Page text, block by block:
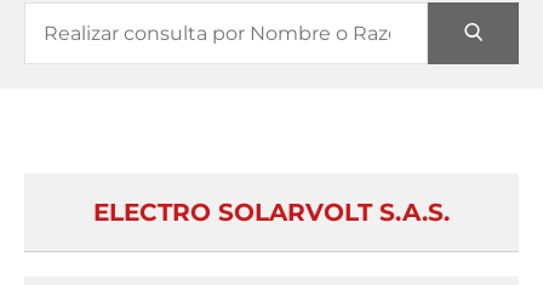
ELECTRO SOLARVOLT S.A.S.